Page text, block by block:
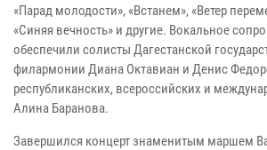
«Парад молодости», «Встанем», «Ветер
«Синяя вечность» и другие. Вокальное
обеспечили солисты Дагестанской
филармонии Диана Октавиан и Денис
республиканских, всероссийских и
Алина Баранова.
Завершился концерт знаменитым маршем